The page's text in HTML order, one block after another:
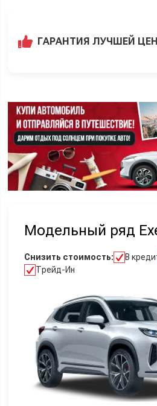
ГАРАНТИЯ ЛУЧШЕЙ
Модельный ряд
Снизить стоимость: В
Трейд-Ин